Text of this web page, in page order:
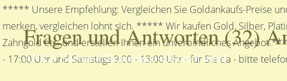
***** Unsere Empfehlung: Vergleichen Sie Goldankaufs-Preise
merken, vergleichen lohnt sich. ***** Wir kaufen Gold, Silber,
Zahngold etc. und erstellen Ihnen ein unverbindliches
- 17:00 Uhr und Samstags 9:00 - 13:00 Uhr - für Sie da - bitte
Fragen und Antworten (32)
ANKA Edelmetallhandelsgesellschaft mbH